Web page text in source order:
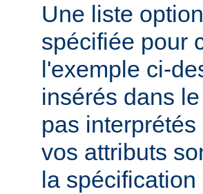
Une liste
spécifiée pour
l'exemple ci-
insérés dans
pas
vos attributs
la